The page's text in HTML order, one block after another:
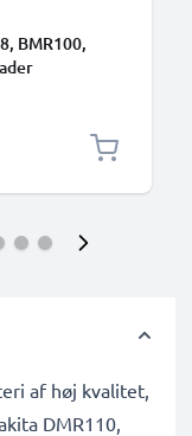
BMR100,
af høj kvalitet,
DMR110,